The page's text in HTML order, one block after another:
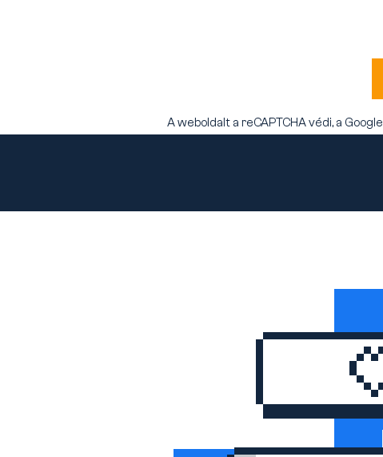
A weboldalt a reCAPTCHA védi, a Google